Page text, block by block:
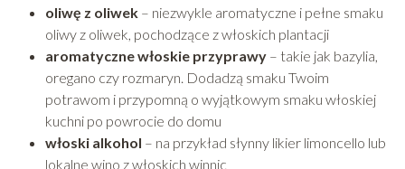
oliwę z oliwek– niezwykle aromatyczne i pełne smaku
oliwy z oliwek, pochodzące z włoskich plantacji
aromatyczne włoskie przyprawy– takie jak bazylia,
oregano czy rozmaryn. Dodadzą smaku Twoim
potrawom i przypomną o wyjątkowym smaku włoskiej
kuchni po powrocie do domu
włoski alkohol – na przykład słynny likier limoncello lub
lokalne wino z włoskich winnic